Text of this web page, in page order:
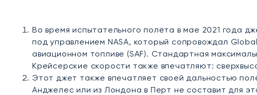
Во время испытательного полёта в мае 2021 года
под управлением NASA, который сопровождал
авиационном топливе (SAF). Стандартная
Крейсерские скорости также впечатляют:
Этот джет также впечатляет своей дальностью
Анджелес или из Лондона в Перт не составит для